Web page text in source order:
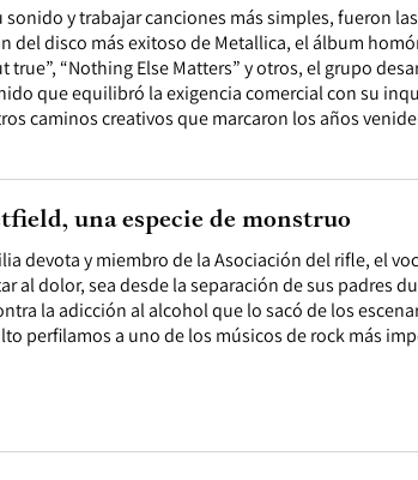
y trabajar canciones más simples, fueron
del disco más exitoso de Metallica, el álbum
true”, “Nothing Else Matters” y otros, el grupo
que equilibró la exigencia comercial con su
caminos creativos que marcaron los años
devota y miembro de la Asociación del rifle, el
al dolor, sea desde la separación de sus padres
la adicción al alcohol que lo sacó de los
perfilamos a uno de los músicos de rock más
una especie de monstruo